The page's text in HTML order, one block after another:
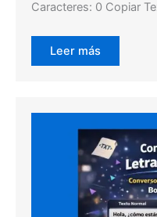
Caracteres: 0 Copiar
Leer más